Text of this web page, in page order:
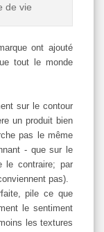
de vie
ont ajouté
tout le monde
sur le contour
un produit bien
pas le même
- que sur le
le contraire; par
pas).
pile ce que
le sentiment
les textures